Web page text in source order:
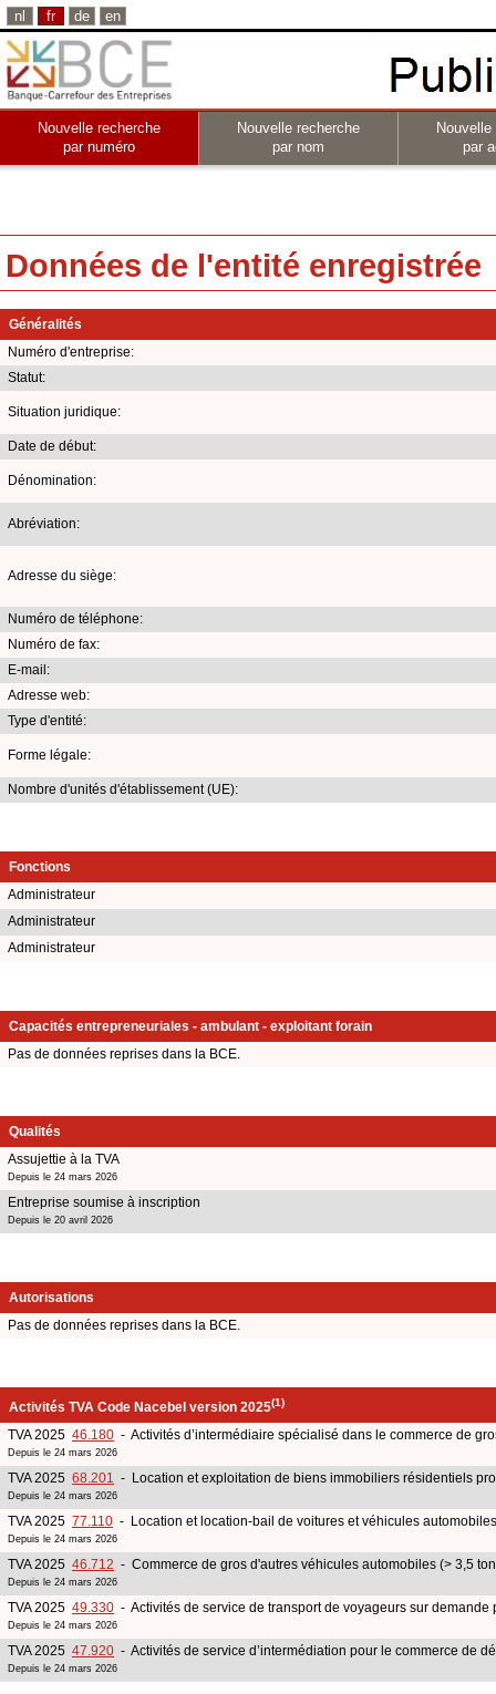
nl fr de en
Nouvelle recherche
par numéro
Nouvelle recherche
par nom
par
Données de l'entité enregistrée
Généralités
Numéro d'entreprise:
Statut:
Situation juridique:
Date de début:
Dénomination:
Abréviation:
Adresse du siège:
Numéro de téléphone:
Numéro de fax:
E-mail:
Adresse web:
Type d'entité:
Forme légale:
Nombre d'unités d'établissement (UE):
Fonctions
Administrateur
Administrateur
Administrateur
Capacités entrepreneuriales - ambulant - exploitant forain
Pas de données reprises dans la BCE.
Qualités
Assujettie à la TVA
Depuis le 24 mars 2026
Entreprise soumise à inscription
Depuis le 20 avril 2026
Autorisations
Pas de données reprises dans la BCE.
Activités TVA Code Nacebel version 2025(1)
TVA 2025 46.180 - Activités d’intermédiaire spécialisé dans le commerce de
Depuis le 24 mars 2026
TVA 2025 68.201 - Location et exploitation de biens immobiliers résidentiels
Depuis le 24 mars 2026
TVA 2025 77.110 - Location et location-bail de voitures et véhicules
Depuis le 24 mars 2026
TVA 2025 46.712 - Commerce de gros d'autres véhicules automobiles (> 3,5
Depuis le 24 mars 2026
TVA 2025 49.330 - Activités de service de transport de voyageurs sur demande
Depuis le 24 mars 2026
TVA 2025 47.920 - Activités de service d’intermédiation pour le commerce de
Depuis le 24 mars 2026